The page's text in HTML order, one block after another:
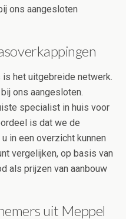
ons aangesloten
is het uitgebreide netwerk.
ons aangesloten.
specialist in huis voor
is dat we de
in een overzicht kunnen
vergelijken, op basis van
als prijzen van aanbouw
uit Meppel